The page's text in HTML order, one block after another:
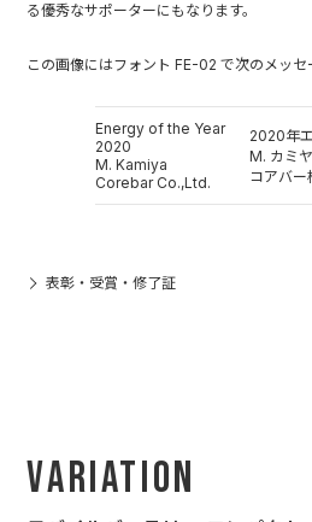
る優秀なサポーターにもなります。
この画像にはフォント FE-02 で次のメッセ
Energy of the Year
2020
M. Kamiya
Corebar Co.,Ltd.
2020年
M. カミヤ
コアバー
表彰・受賞・修了証
Variation